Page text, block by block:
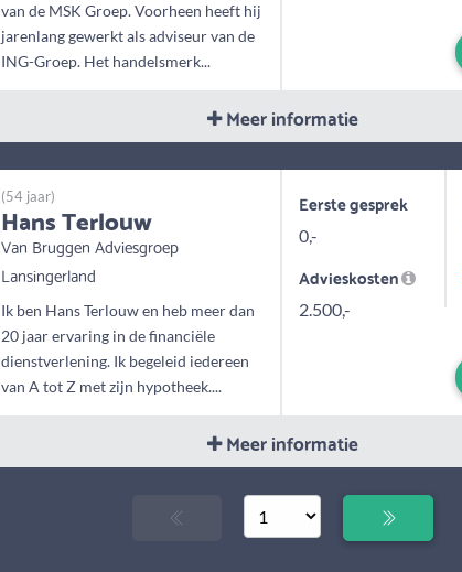
van de MSK Groep. Voorheen heeft hij
jarenlang gewerkt als adviseur van de
ING-Groep. Het handelsmerk...
Meer informatie
(54 jaar)
Hans Terlouw
Van Bruggen Adviesgroep
Lansingerland
Ik ben Hans Terlouw en heb meer dan
20 jaar ervaring in de financiële
dienstverlening. Ik begeleid iedereen
van A tot Z met zijn hypotheek....
Eerste gesprek
0,-
Advieskosten
2.500,-
Meer informatie